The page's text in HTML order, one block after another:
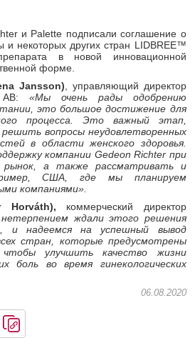
и Palette подписали соглашение о
некоторых других стран LIDBREE™
в новой инновационной
форме.
Jansson) , управляющий директор
«Мы очень рады одобрению
это большое достижение для
процесса. Это важный этап,
вопросы неудовлетворенных
в области женского здоровья.
компании Gedeon Richter при
рынок, а также рассматривать и
США, где мы планируем
компаниями».
Horváth), коммерческий директор
ждали этого решения
и надеемся на успешный вывод
стран, которые предусмотрены
улучшить качество жизни
боль во время гинекологических
06.08.2020